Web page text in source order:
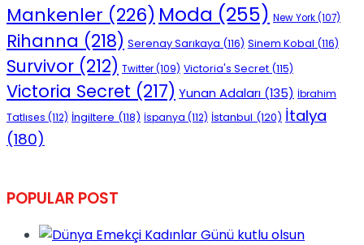
Mankenler (226) Moda (255) New York(107)
Rihanna (218) Serenay Sarıkaya (116) Sinem Kobal (116)
Survivor (212) Twitter(109) Victoria's Secret (115)
Victoria Secret (217) Yunan Adaları (135) İbrahim
Tatlıses (112) İngiltere (118) İspanya (112) İstanbul (120) İtalya
(180)
POPULAR POST